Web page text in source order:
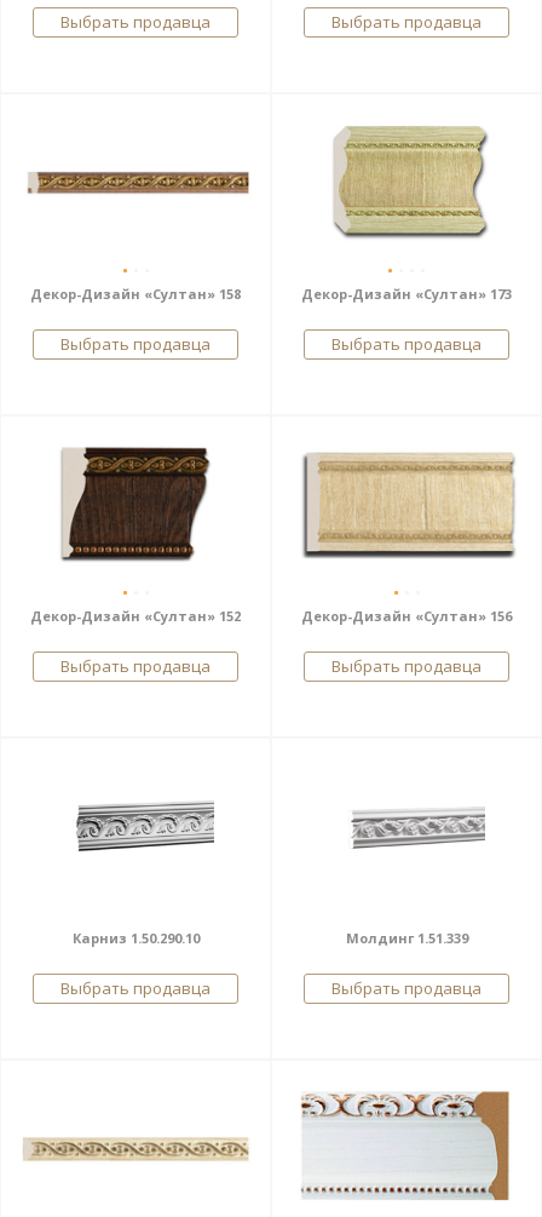
Выбрать продавца Выбрать продавца
Декор-Дизайн «Султан» 158
Выбрать продавца
Декор-Дизайн «Султан» 173
Выбрать продавца
Декор-Дизайн «Султан» 152
Выбрать продавца
Декор-Дизайн «Султан» 156
Выбрать продавца
Карниз 1.50.290.10
Выбрать продавца
Молдинг 1.51.339
Выбрать продавца